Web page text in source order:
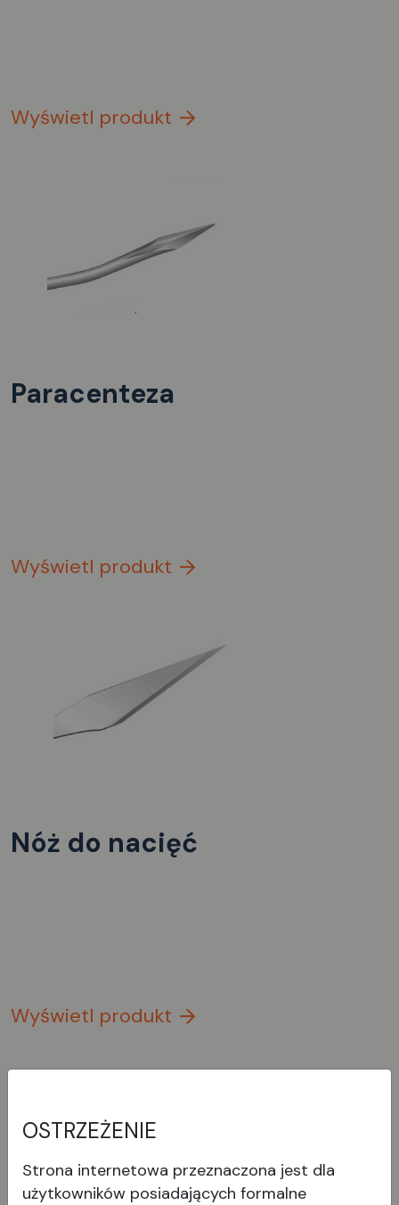
Wyświetl produkt
Paracenteza
Wyświetl produkt
Nóż do nacięć
Wyświetl produkt
OSTRZEŻENIE
Strona internetowa przeznaczona jest dla
użytkowników posiadających formalne